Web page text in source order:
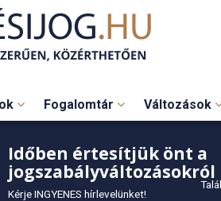
Fogalomtár Változások
Időben értesítjük önt a
jogszabályváltozásokról
Kérje INGYENES hírlevelünket!